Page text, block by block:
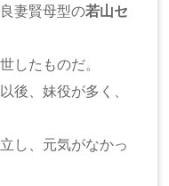
妻賢母型の若山セ
したものだ。
後、妹役が多く、
し、元気がなかっ